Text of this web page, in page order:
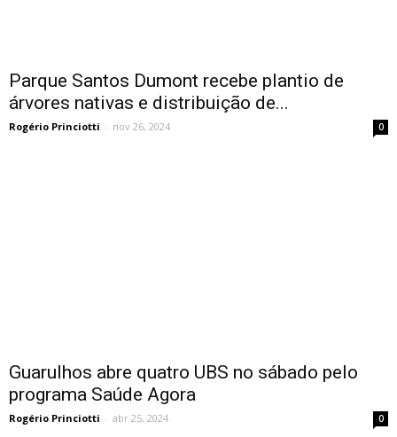
Parque Santos Dumont recebe plantio de
árvores nativas e distribuição de...
Rogério Princiotti - nov 26, 2024 0
Guarulhos abre quatro UBS no sábado pelo
programa Saúde Agora
Rogério Princiotti - abr 25, 2024 0